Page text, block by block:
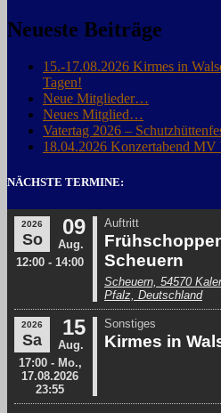
Neueste Beiträge
15.-17.08.2026 Kirmes in
Tagen!
Neue Mitglieder…
Neues Mitglied…
Vatertag 2026 –
18.04.2026 Konzertabend
NÄCHSTE TERMINE: